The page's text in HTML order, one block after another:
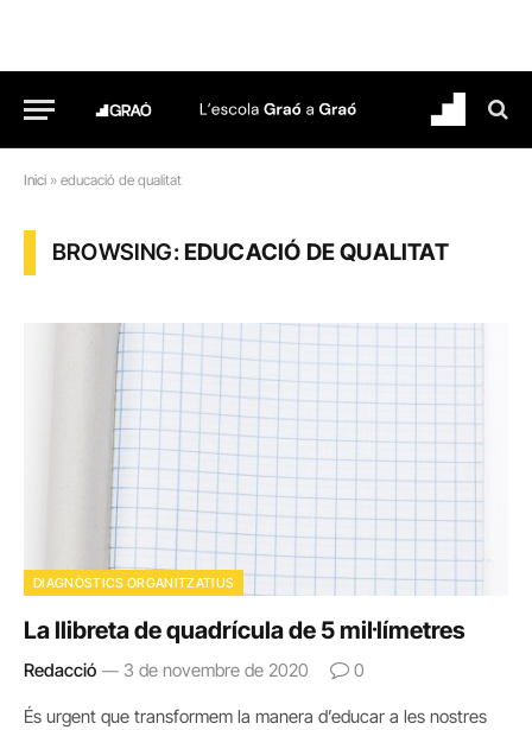
Inici » educació de qualitat
BROWSING:EDUCACIÓ DE QUALITAT
DIAGNÒSTICS ORGANITZATIUS
La llibreta de quadrícula de 5 mil·límetres
Redacció 3 de novembre de 2020 0
És urgent que transformem la manera d’educar a les nostres